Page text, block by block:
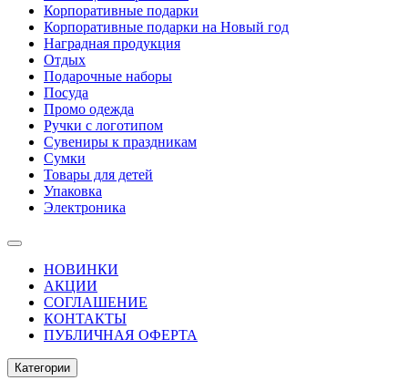
Корпоративные подарки
Корпоративные подарки на Новый год
Наградная продукция
Отдых
Подарочные наборы
Посуда
Промо одежда
Ручки с логотипом
Сувениры к праздникам
Сумки
Товары для детей
Упаковка
Электроника
НОВИНКИ
АКЦИИ
СОГЛАШЕНИЕ
КОНТАКТЫ
ПУБЛИЧНАЯ ОФЕРТА
Категории